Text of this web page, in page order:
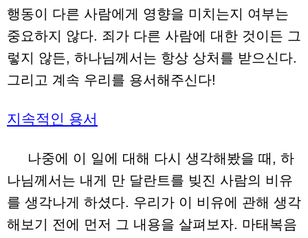
행동이 다른 사람에게 영향을 미치는지 여부는
중요하지 않다. 죄가 다른 사람에 대한 것이든 그
렇지 않든, 하나님께서는 항상 상처를 받으신다.
그리고 계속 우리를 용서해주신다!
지속적인 용서
나중에 이 일에 대해 다시 생각해봤을 때, 하
나님께서는 내게 만 달란트를 빚진 사람의 비유
를 생각나게 하셨다. 우리가 이 비유에 관해 생각
해보기 전에 먼저 그 내용을 살펴보자. 마태복음